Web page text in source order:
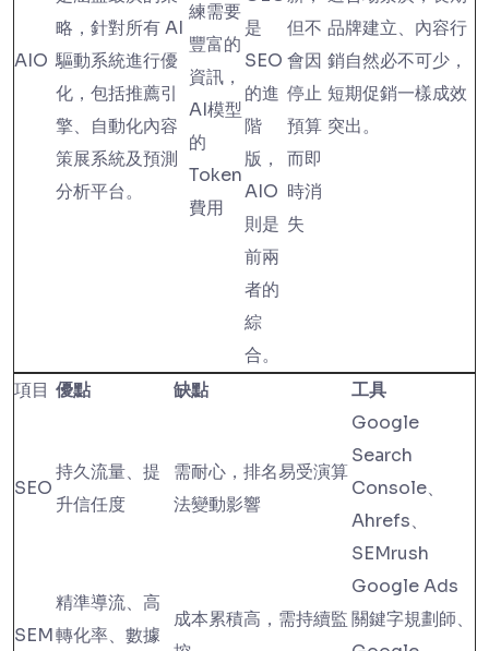
AIO
略，針對所有 AI
驅動系統進行優
化，包括推薦引
擎、自動化內容
策展系統及預測
分析平台。
練需要
豐富的
資訊，
AI模型
的
Token
費用
是
SEO
的進
階
版，
AIO
則是
前兩
者的
綜
合。
但不
會因
停止
預算
而即
時消
失
品牌建立、內容行
銷自然必不可少，
短期促銷一樣成效
突出。
項目 優點 缺點 工具
SEO
持久流量、提
升信任度
需耐心，排名易受演算
法變動影響
Google
Search
Console、
Ahrefs、
SEMrush
SEM
精準導流、高
轉化率、數據
成本累積高，需持續監
Google Ads
關鍵字規劃師、